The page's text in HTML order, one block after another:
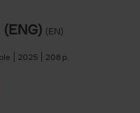
(EN)
2025 208